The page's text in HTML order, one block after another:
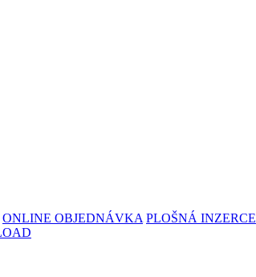
ONLINE OBJEDNÁVKA PLOŠNÁ INZERCE